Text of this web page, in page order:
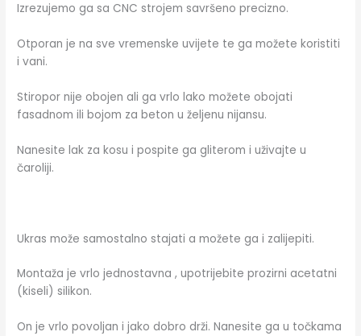
Izrezujemo ga sa CNC strojem savršeno precizno.
Otporan je na sve vremenske uvijete te ga možete koristiti
i vani.
Stiropor nije obojen ali ga vrlo lako možete obojati
fasadnom ili bojom za beton u željenu nijansu.
Nanesite lak za kosu i pospite ga gliterom i uživajte u
čaroliji.
Ukras može samostalno stajati a možete ga i zalijepiti.
Montaža je vrlo jednostavna , upotrijebite prozirni acetatni
(kiseli) silikon.
On je vrlo povoljan i jako dobro drži. Nanesite ga u točkama